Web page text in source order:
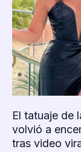
El tatuaje de
volvió a
tras video